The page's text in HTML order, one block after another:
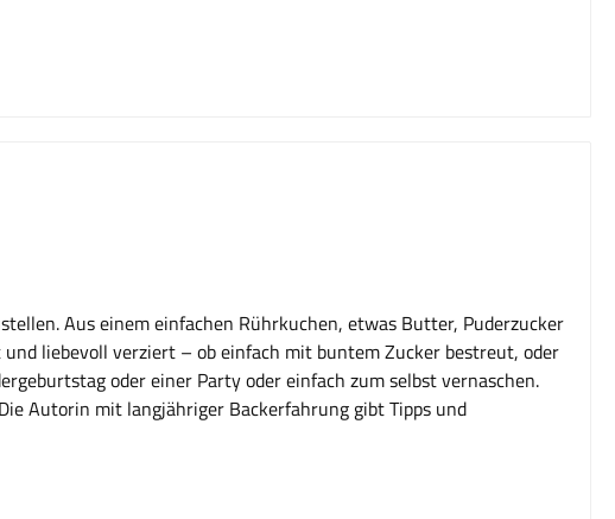
Aus einem einfachen Rührkuchen, etwas Butter, Puderzucker
liebevoll verziert – ob einfach mit buntem Zucker bestreut, oder
oder einer Party oder einfach zum selbst vernaschen.
Autorin mit langjähriger Backerfahrung gibt Tipps und